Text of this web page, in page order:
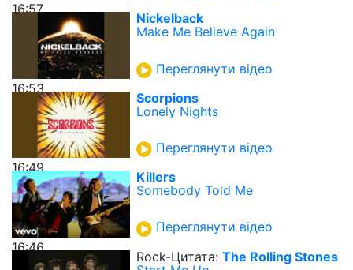
16:57
16:53
Nickelback
Make Me Believe Again
Переглянути відео
16:49
Scorpions
Lonely Nights
Переглянути відео
16:46
Killers
Somebody Told Me
Переглянути відео
Rock-Цитата: The Rolling Stones